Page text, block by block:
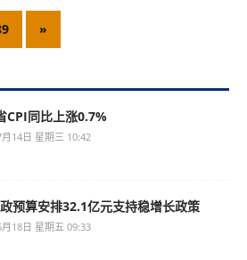
»
CPI同比上涨0.7%
14日 星期三 10:42
预算安排32.1亿元支持稳增长政策
18日 星期五 09:33